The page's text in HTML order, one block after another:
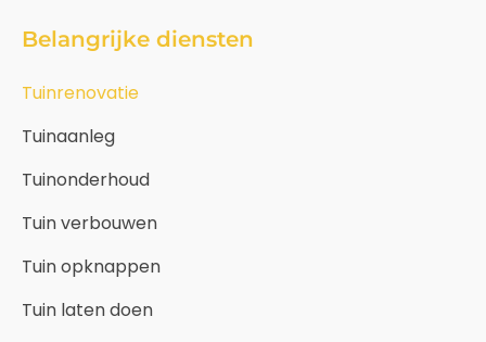
Belangrijke diensten
Tuinrenovatie
Tuinaanleg
Tuinonderhoud
Tuin verbouwen
Tuin opknappen
Tuin laten doen